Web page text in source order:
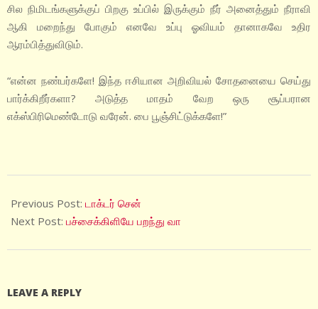
சில நிமிடங்களுக்குப் பிறகு உப்பில் இருக்கும் நீர் அனைத்தும் நீராவி
ஆகி மறைந்து போகும் எனவே உப்பு ஓவியம் தானாகவே உதிர
ஆரம்பித்துவிடும்.
“என்ன நண்பர்களே! இந்த ஈசியான அறிவியல் சோதனையை செய்து
பார்க்கிறீர்களா? அடுத்த மாதம் வேற ஒரு சூப்பரான
எக்ஸ்பிரிமெண்டோடு வரேன். பை பூஞ்சிட்டுக்களே!”
09-
15
Previous Post: டாக்டர் சென்
Next Post: பச்சைக்கிளியே பறந்து வா
LEAVE A REPLY